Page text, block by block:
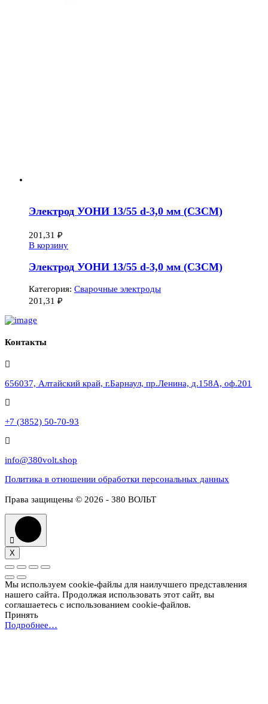
Электрод УОНИ 13/55 d-3,0 мм (СЗСМ)
201,31 ₽
В корзину
Электрод УОНИ 13/55 d-3,0 мм (СЗСМ)
Категория: Сварочные электроды
201,31 ₽
Контакты
656037, Алтайский край, г.Барнаул, пр.Ленина, д.158А, оф.201
+7 (3852) 50-70-93
info@380volt.shop
Политика в отношении обработки персональных данных
Права защищены © 2026 - 380 ВОЛЬТ
X
Мы используем cookie-файлы для наилучшего представления
нашего сайта. Продолжая использовать этот сайт, вы
соглашаетесь с использованием cookie-файлов.
Принять
Подробнее…